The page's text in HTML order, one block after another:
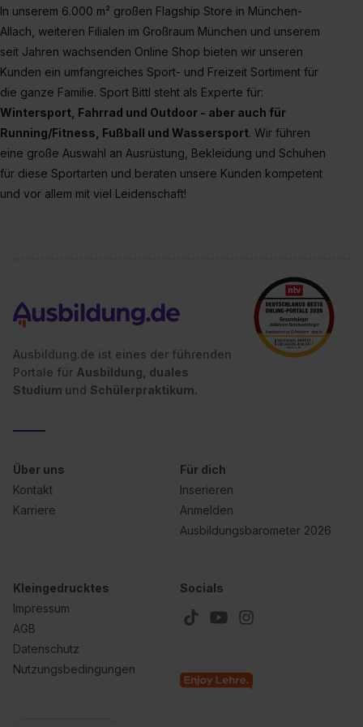
Wirkung für die Zukunft ganz oder teilweise über unsere
Einstellungen“ widerrufen. Weitere Informationen zu den
einzelnen Cookies findest du durch Klick auf „Details
zeigen“. Weitere Informationen:
Impressum.
In unserem 6.000 m² großen Flagship Store in München-
Allach, weiteren Filialen im Großraum München und unserem
seit Jahren wachsenden Online Shop bieten wir unseren
Kunden ein umfangreiches Sport- und Freizeit Sortiment für
die ganze Familie. Sport Bittl steht als Experte für:
Wintersport, Fahrrad und Outdoor - aber auch für
Running/Fitness, Fußball und Wassersport. Wir führen
eine große Auswahl an Ausrüstung, Bekleidung und Schuhen
für diese Sportarten und beraten unsere Kunden kompetent
und vor allem mit viel Leidenschaft!
Ausbildung.de ist eines der führenden
Portale für Ausbildung, duales
Studium und Schülerpraktikum.
Über uns
Kontakt
Karriere
Für dich
Inserieren
Anmelden
Ausbildungsbarometer 2026
Kleingedrucktes
Impressum
AGB
Datenschutz
Nutzungsbedingungen
Socials